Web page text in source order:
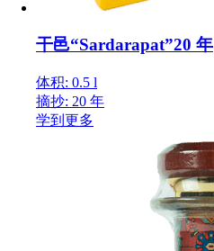
干邑“Sardarapat”20 年
体积: 0.5 l
摘抄: 20 年
学到更多